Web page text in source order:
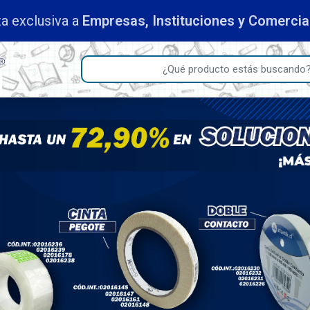
exclusiva a Empresas, Instituciones y